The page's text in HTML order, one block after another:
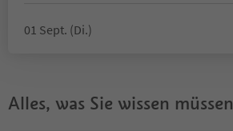
01 Sept. (Di.)
Alles, was Sie wissen müssen